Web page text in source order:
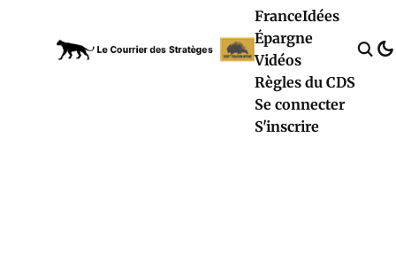
FranceIdées
Épargne
Vidéos
Règles du CDS
Se connecter
S'inscrire